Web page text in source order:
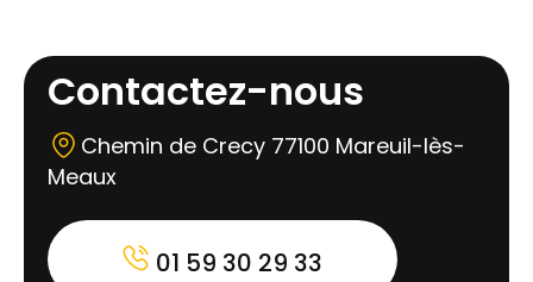
Contactez-nous
Chemin de Crecy 77100 Mareuil-lès-
Meaux
01 59 30 29 33